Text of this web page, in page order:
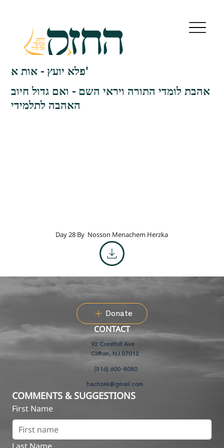
פלא יועץ - אות א'
אהבת לומדי התורה ויראי השם - ואם גדול חיוב
האהבה לתלמידי
Day 28 By Nosson Menachem Herzka
Donate
CONTACT
92 Cresthill Ave
Clifton, NJ 07012
(516) 600-8080
hachzek@gmail.com
COMMENTS & SUGGESTIONS
First Name